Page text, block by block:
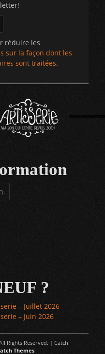
réduire les
sur la façon dont les
sont traitées.
?
– Juillet 2026
– Juin 2026
Rights Reserved. | Catch
Themes